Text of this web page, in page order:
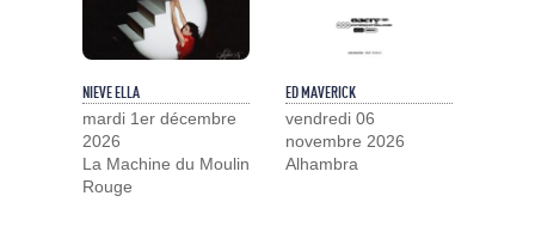
NIEVE ELLA
mardi 1er décembre
2026
La Machine du Moulin
Rouge
ED MAVERICK
vendredi 06
novembre 2026
Alhambra